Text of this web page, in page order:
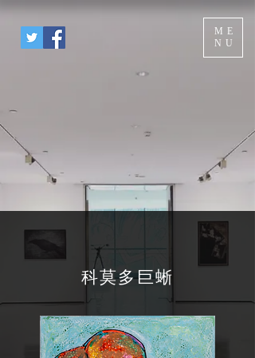
ME
NU
科莫多巨蜥